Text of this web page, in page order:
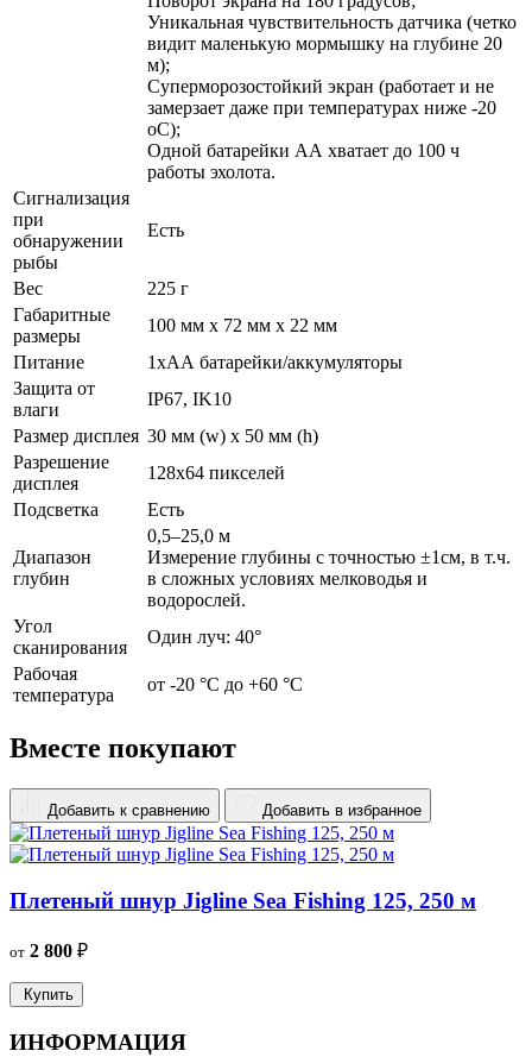
Уникальная чувствительность датчика (четко
видит маленькую мормышку на глубине 20
м);
Суперморозостойкий экран (работает и не
замерзает даже при температурах ниже -20
оС);
Одной батарейки АА хватает до 100 ч
работы эхолота.
Сигнализация
при
обнаружении
рыбы
Есть
Вес
225 г
Габаритные
размеры
100 мм x 72 мм x 22 мм
Питание
1хАА батарейки/аккумуляторы
Защита от
влаги
IP67, IK10
Размер дисплея 30 мм (w) x 50 мм (h)
Разрешение
дисплея
128х64 пикселей
Подсветка
Есть
Диапазон
глубин
0,5–25,0 м
Измерение глубины с точностью ±1см, в т.ч.
в сложных условиях мелководья и
водорослей.
Угол
сканирования
Один луч: 40°
Рабочая
температура
от -20 °C до +60 °C
Вместе покупают
Добавить к сравнению Добавить в избранное
Плетеный шнур Jigline Sea Fishing 125, 250 м
от 2 800 ₽
Купить
ИНФОРМАЦИЯ